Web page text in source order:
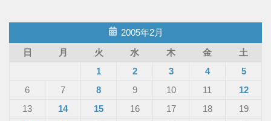
2005年2月
日
月 火 水 木 金
土
1
2 3 4
5
6
7 8 9 10 11
12
13
14 15 16 17 18
19